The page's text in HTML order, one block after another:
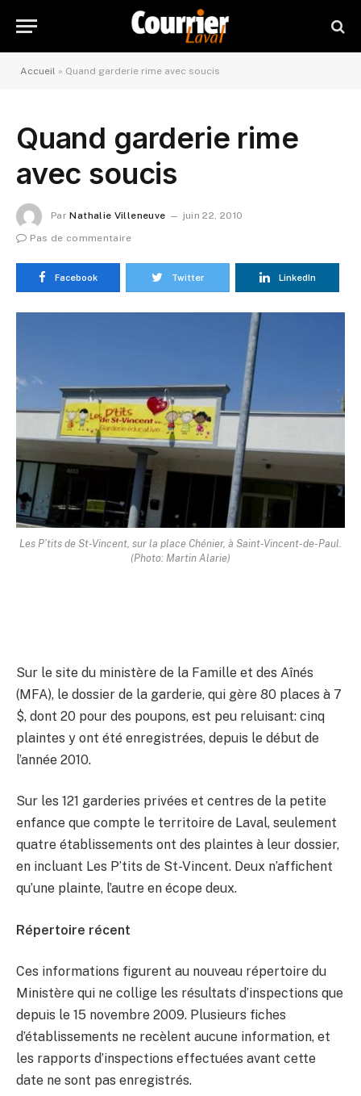
Accueil » Quand garderie rime avec soucis
Quand garderie rime
avec soucis
Par Nathalie Villeneuve
juin 22, 2010
Pas de commentaire
Facebook Twitter LinkedIn
Les P’tits de St-Vincent, sur la place Chénier, à Saint-Vincent-de-Paul.
(Photo: Martin Alarie)
Sur le site du ministère de la Famille et des Aînés
(MFA), le dossier de la garderie, qui gère 80 places à 7
$, dont 20 pour des poupons, est peu reluisant: cinq
plaintes y ont été enregistrées, depuis le début de
l’année 2010.
Sur les 121 garderies privées et centres de la petite
enfance que compte le territoire de Laval, seulement
quatre établissements ont des plaintes à leur dossier,
en incluant Les P’tits de St-Vincent. Deux n’affichent
qu’une plainte, l’autre en écope deux.
Répertoire récent
Ces informations figurent au nouveau répertoire du
Ministère qui ne collige les résultats d’inspections que
depuis le 15 novembre 2009. Plusieurs fiches
d’établissements ne recèlent aucune information, et
les rapports d’inspections effectuées avant cette
date ne sont pas enregistrés.